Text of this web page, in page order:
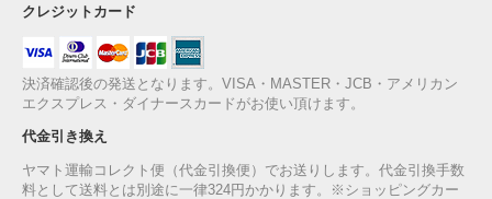
クレジットカード
決済確認後の発送となります。VISA・MASTER・JCB・アメリカン
エクスプレス・ダイナースカードがお使い頂けます。
代金引き換え
ヤマト運輸コレクト便（代金引換便）でお送りします。代金引換手数
料として送料とは別途に一律324円かかります。※ショッピングカー